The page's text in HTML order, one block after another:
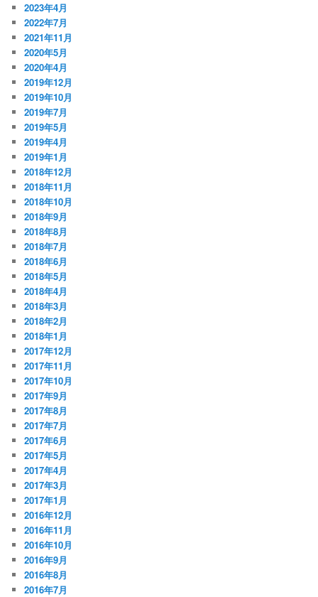
2023年4月
2022年7月
2021年11月
2020年5月
2020年4月
2019年12月
2019年10月
2019年7月
2019年5月
2019年4月
2019年1月
2018年12月
2018年11月
2018年10月
2018年9月
2018年8月
2018年7月
2018年6月
2018年5月
2018年4月
2018年3月
2018年2月
2018年1月
2017年12月
2017年11月
2017年10月
2017年9月
2017年8月
2017年7月
2017年6月
2017年5月
2017年4月
2017年3月
2017年1月
2016年12月
2016年11月
2016年10月
2016年9月
2016年8月
2016年7月